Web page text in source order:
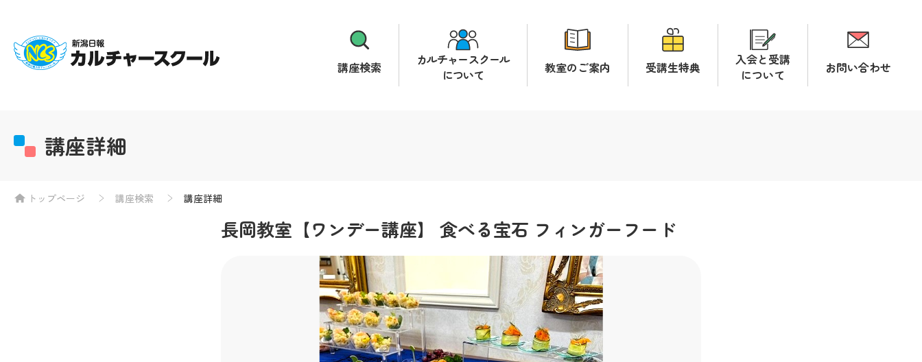
講座検索
カルチャースクール
について
教室のご案内 受講生特典
入会と受講
について
お問い合わせ
講座詳細
トップページ 講座検索 講座詳細
長岡教室【ワンデー講座】 食べる宝石 フィンガーフード